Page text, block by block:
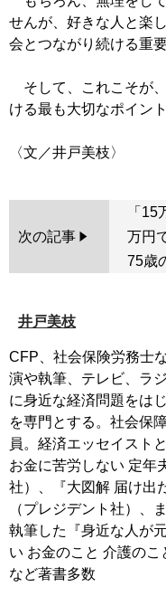
せんが、好きな人と楽
会とつながり続ける重
そして、これこそが
ける最も大切なポイン
次の記事
「
万円
75歳
井戸美枝
CFP、社会保険労務士
演や執筆、テレビ、ラ
に身近な経済問題をは
を専門とする。社会保
員。経済エッセイスト
お金に苦労しない 定年
社）、『大図解 届け出
（プレジデント社）、
執筆した『身近な人が
い お金のこと 介護のこ
など著書多数